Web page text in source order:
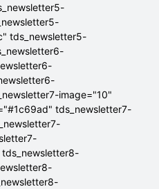
tds_newsletter5-
image="10"
tds_newsletter7-
tds_newsletter8-